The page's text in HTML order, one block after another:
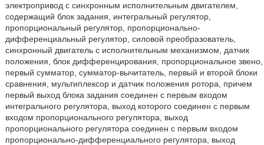
электропривод с синхронным исполнительным двигателем,
содержащий блок задания, интегральный регулятор,
пропорциональный регулятор, пропорционально-
дифференциальный регулятор, силовой преобразователь,
синхронный двигатель с исполнительным механизмом, датчик
положения, блок дифференцирования, пропорциональное звено,
первый сумматор, сумматор-вычитатель, первый и второй блоки
сравнения, мультиплексор и датчик положения ротора, причем
первый выход блока задания соединен с первым входом
интегрального регулятора, выход которого соединен с первым
входом пропорционального регулятора, выход
пропорционального регулятора соединен с первым входом
пропорционально-дифференциального регулятора, выход